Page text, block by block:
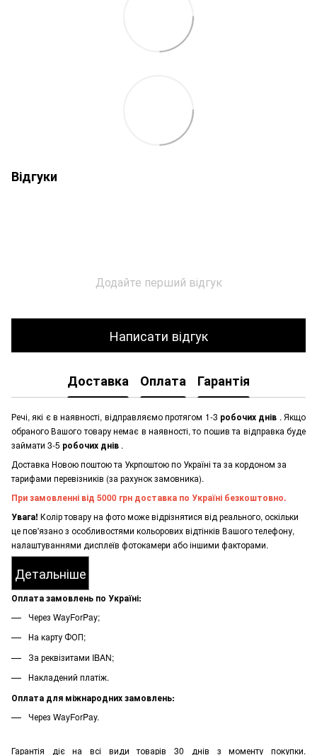
Відгуки
Додайте перший відгук
Написати відгук
Доставка Оплата Гарантія
Речі, які є в наявності, відправляємо протягом 1-3 робочих днів . Якщо
обраного Вашого товару немає в наявності, то пошив та відправка буде
займати 3-5 робочих днів .
Доставка Новою поштою та Укрпоштою по Україні та за кордоном за
тарифами перевізників (за рахунок замовника).
При замовленні від 5000 грн доставка по Україні безкоштовно.
Увага! Колір товару на фото може відрізнятися від реального, оскільки
це пов'язано з особливостями кольорових відтінків Вашого телефону,
налаштуваннями дисплеїв фотокамери або іншими факторами.
Детальніше
Оплата замовлень по Україні:
Через WayForPay;
На карту ФОП;
За реквізитами IBAN;
Накладений платіж.
Оплата для міжнародних замовлень:
Через WayForPay.
Гарантія діє на всі види товарів 30 днів з моменту покупки.